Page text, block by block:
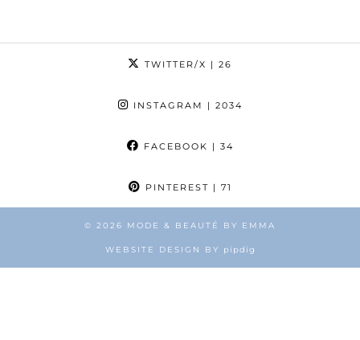
TWITTER/X | 26
INSTAGRAM | 2034
FACEBOOK | 34
PINTEREST | 71
© 2026 MODE & BEAUTÉ BY EMMA
WEBSITE DESIGN BY pipdig